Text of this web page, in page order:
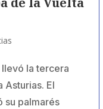
la tercera
Asturias. El
su palmarés